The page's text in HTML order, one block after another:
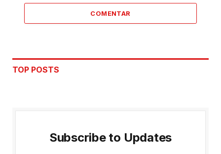
COMENTAR
TOP POSTS
Subscribe to Updates